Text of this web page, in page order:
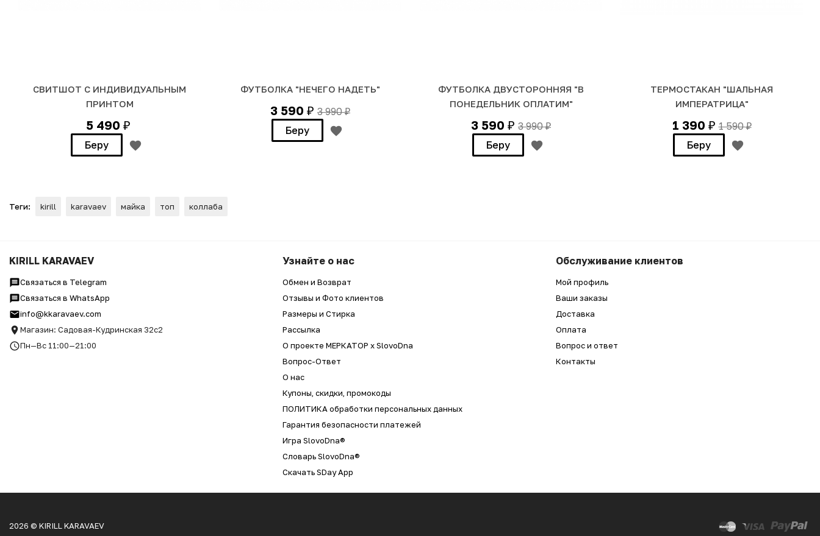
СВИТШОТ С ИНДИВИДУАЛЬНЫМ
ПРИНТОМ
5 490 ₽
Беру
ФУТБОЛКА "НЕЧЕГО НАДЕТЬ"
3 590 ₽ 3 990₽
Беру
ФУТБОЛКА ДВУСТОРОННЯЯ "В
ПОНЕДЕЛЬНИК ОПЛАТИМ"
3 590 ₽ 3 990₽
Беру
ТЕРМОСТАКАН "ШАЛЬНАЯ
ИМПЕРАТРИЦА"
1 390 ₽ 1 590₽
Беру
Теги: kirill karavaev майка топ коллаба
KIRILL KARAVAEV
Связаться в Telegram
Связаться в WhatsApp
info@kkaravaev.com
Магазин: Садовая-Кудринская 32с2
Пн—Вс 11:00—21:00
Узнайте о нас
Обмен и Возврат
Отзывы и Фото клиентов
Размеры и Стирка
Рассылка
О проекте МЕРКАТОР x SlovoDna
Вопрос-Ответ
О нас
Купоны, скидки, промокоды
ПОЛИТИКА обработки персональных данных
Гарантия безопасности платежей
Игра SlovoDna®
Словарь SlovoDna®
Скачать SDay App
Обслуживание клиентов
Мой профиль
Ваши заказы
Доставка
Оплата
Вопрос и ответ
Контакты
2026 © KIRILL KARAVAEV